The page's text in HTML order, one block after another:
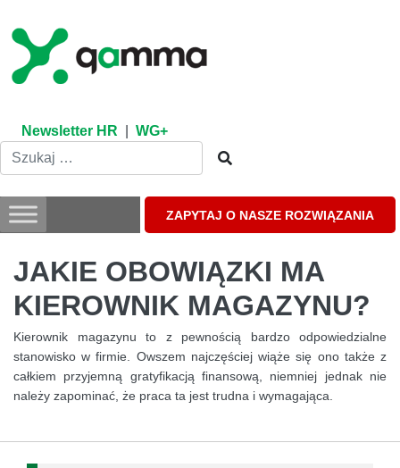
content
Newsletter HR WG+
ZAPYTAJ O NASZE ROZWIĄZANIA
JAKIE OBOWIĄZKI MA
KIEROWNIK MAGAZYNU?
Kierownik magazynu to z pewnością bardzo odpowiedzialne
stanowisko w firmie. Owszem najczęściej wiąże się ono także z
całkiem przyjemną gratyfikacją finansową, niemniej jednak nie
należy zapominać, że praca ta jest trudna i wymagająca.